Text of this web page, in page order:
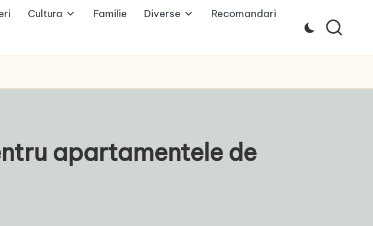
Cultura Familie Diverse Recomandari
apartamentele de